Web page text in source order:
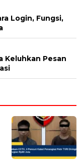
Login, Fungsi,
Keluhkan Pesan